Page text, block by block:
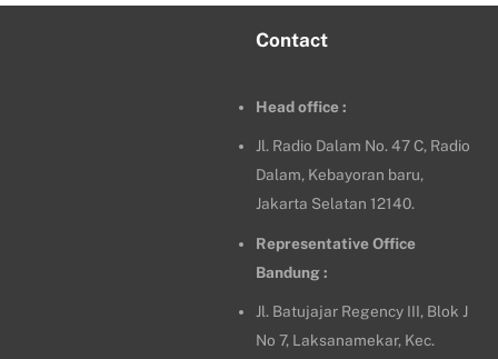
Contact
Head office :
Jl. Radio Dalam No. 47 C, Radio
Dalam, Kebayoran baru,
Jakarta Selatan 12140.
Representative Office
Bandung :
Jl. Batujajar Regency III, Blok J
No 7, Laksanamekar, Kec.